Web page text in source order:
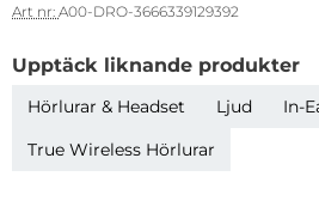
Art nr: A00-DRO-3666339129392
Upptäck liknande produkter
Hörlurar & Headset Ljud
In-
True Wireless Hörlurar